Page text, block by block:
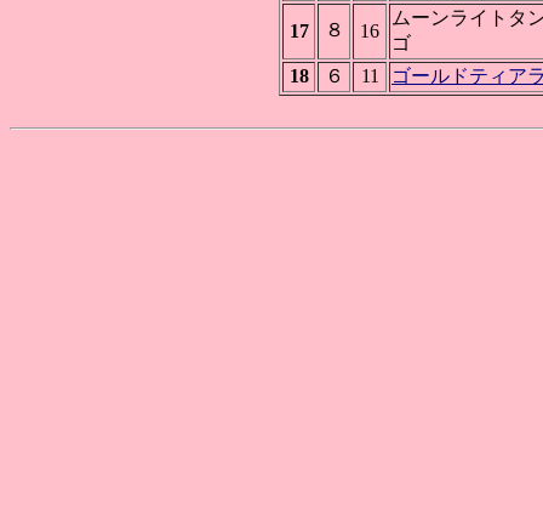
17 ８ 16
ムーンライトタ
ゴ
18
６ 11 ゴールドティア